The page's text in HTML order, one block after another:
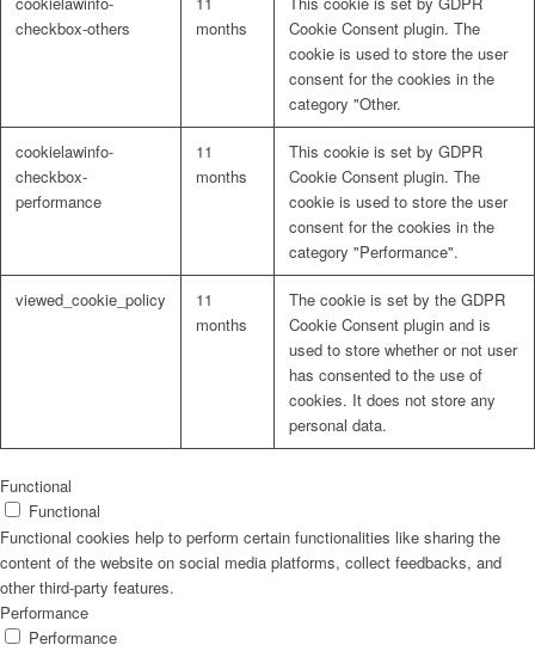
checkbox-others
months
Cookie Consent plugin. The
cookie is used to store the user
consent for the cookies in the
category "Other.
cookielawinfo-
checkbox-
performance
11
months
This cookie is set by GDPR
Cookie Consent plugin. The
cookie is used to store the user
consent for the cookies in the
category "Performance".
viewed_cookie_policy
11
months
The cookie is set by the GDPR
Cookie Consent plugin and is
used to store whether or not user
has consented to the use of
cookies. It does not store any
personal data.
Functional
Functional
Functional cookies help to perform certain functionalities like sharing the
content of the website on social media platforms, collect feedbacks, and
other third-party features.
Performance
Performance